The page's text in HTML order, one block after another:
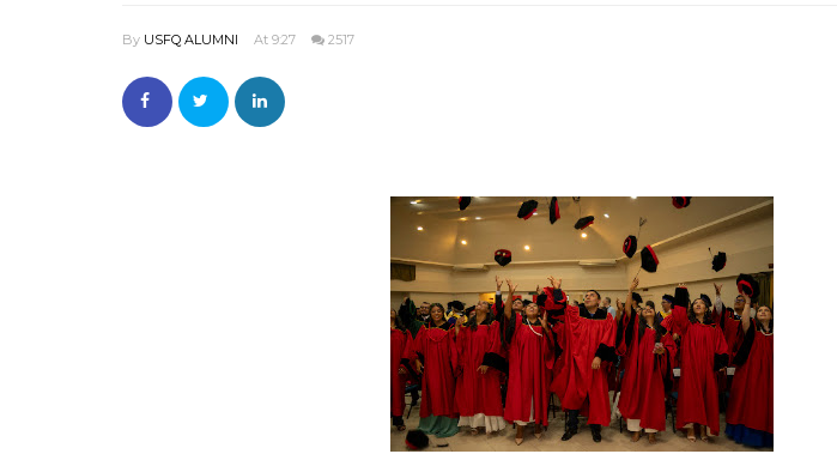
By USFQ ALUMNI At 9:27 2517